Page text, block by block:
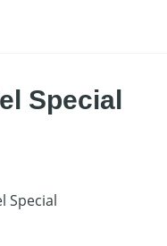
Special